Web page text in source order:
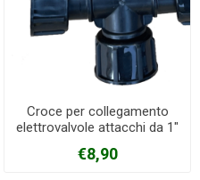
Croce per collegamento
elettrovalvole attacchi da 1"
€8,90